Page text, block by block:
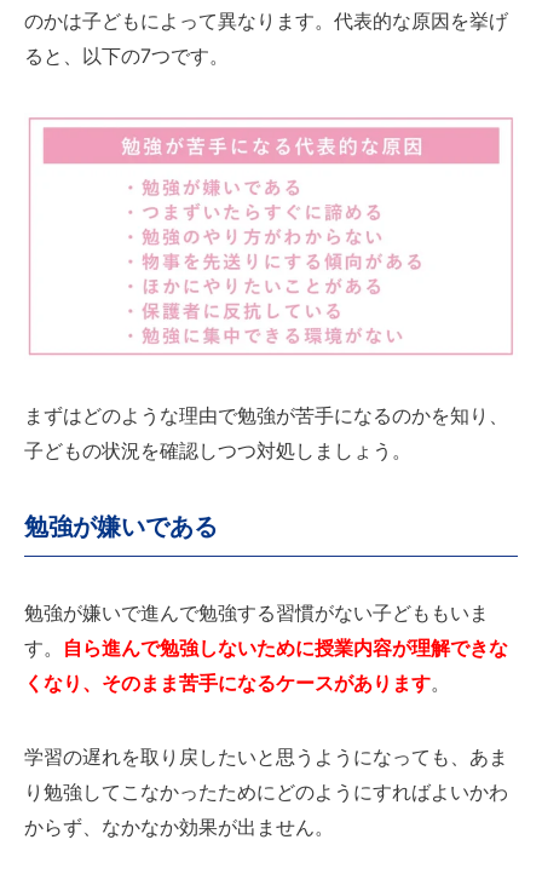
のかは子どもによって異なります。代表的な原因を挙げ
ると、以下の7つです。
まずはどのような理由で勉強が苦手になるのかを知り、
子どもの状況を確認しつつ対処しましょう。
勉強が嫌いである
勉強が嫌いで進んで勉強する習慣がない子どももいま
す。 自ら進んで勉強しないために授業内容が理解できな
くなり、そのまま苦手になるケースがあります。
学習の遅れを取り戻したいと思うようになっても、あま
り勉強してこなかったためにどのようにすればよいかわ
からず、なかなか効果が出ません。